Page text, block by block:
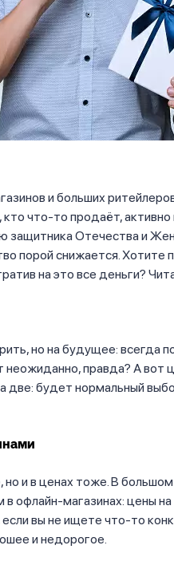
и больших
что-то продаёт, активно
защитника Отечества и
порой снижается. Хотите
на это все деньги?
но на будущее: всегда
неожиданно, правда? А вот
две: будет нормальный
и в ценах тоже. В
офлайн-магазинах: цены
вы не ищете что-то
и недорогое.